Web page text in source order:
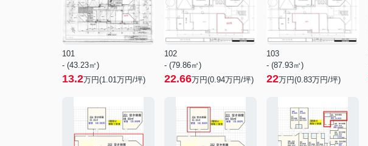
101
- (43.23㎡)
13.2万円(1.01万円/坪)
102
- (79.86㎡)
22.66万円(0.94万円/坪)
103
- (87.93㎡)
22万円(0.83万円/坪)